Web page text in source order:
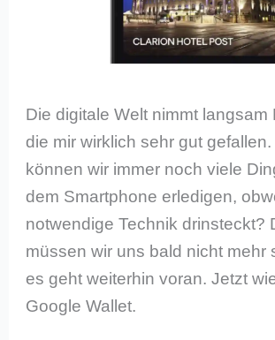
Die digitale Welt nimmt langsam
die mir wirklich sehr gut gefallen.
können wir immer noch viele
dem Smartphone erledigen,
notwendige Technik drinsteckt?
müssen wir uns bald nicht mehr
es geht weiterhin voran. Jetzt
Google Wallet.